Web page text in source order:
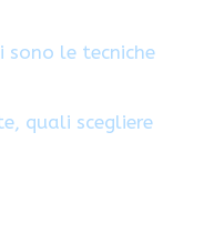
sono le tecniche
quali scegliere